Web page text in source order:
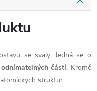
se svaly. Jedná se o
částí. Kromě
struktur.